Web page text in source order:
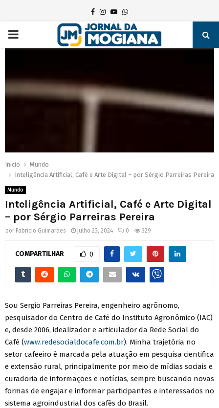
Facebook
Instagram
YoutubeWhatsapp
PRIMARY
Inicio
Mundo
Inteligência Artificial, Café e Arte Digital – por Sérgio Parreiras Pereira
Mundo
Inteligência Artificial, Café e Arte Digital
– por Sérgio Parreiras Pereira
por Fabrício Guimarães julho 23, 2024 0 329
COMPARTILHAR 0
Sou Sergio Parreiras Pereira, engenheiro agrônomo,
pesquisador do Centro de Café do Instituto Agronômico (IAC)
e, desde 2006, idealizador e articulador da Rede Social do
Café (www.redesocialdocafe.com.br). Minha trajetória no
setor cafeeiro é marcada pela atuação em pesquisa cientifica
e extensão rural, principalmente por meio de mídias sociais e
curadoria de informações e notícias, sempre buscando novas
formas de engajar e informar participantes e interessados no
sistema agroindustrial dos cafés do Brasil.